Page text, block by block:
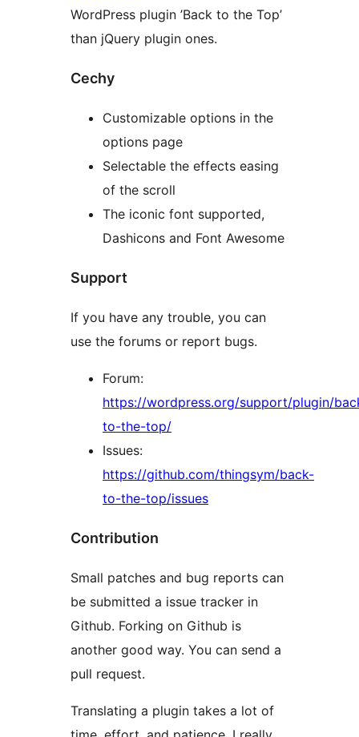
WordPress plugin ’Back to the Top’
than jQuery plugin ones.
Cechy
Customizable options in the
options page
Selectable the effects easing
of the scroll
The iconic font supported,
Dashicons and Font Awesome
Support
If you have any trouble, you can
use the forums or report bugs.
Forum:
https://wordpress.org/support/plugin/
to-the-top/
Issues:
https://github.com/thingsym/back-
to-the-top/issues
Contribution
Small patches and bug reports can
be submitted a issue tracker in
Github. Forking on Github is
another good way. You can send a
pull request.
Translating a plugin takes a lot of